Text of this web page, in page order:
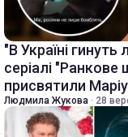
"В Україні
серіалі
присвятили
Людмила Жукова · 28